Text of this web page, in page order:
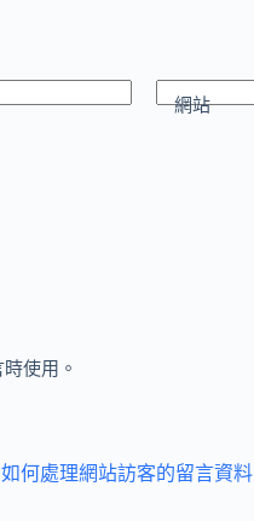
網站
使用。
何處理網站訪客的留言資料